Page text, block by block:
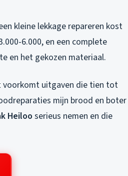
kleine lekkage repareren kost
6.000, en een complete
en het gekozen materiaal.
voorkomt uitgaven die tien tot
mijn brood en boter
Heiloo serieus nemen en die